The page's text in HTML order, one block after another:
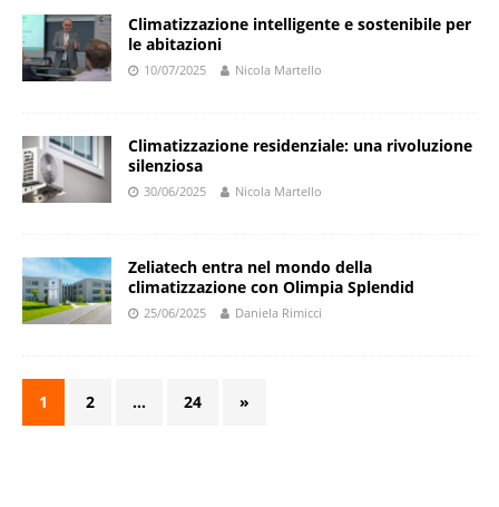
Climatizzazione intelligente e sostenibile per
le abitazioni
10/07/2025 Nicola Martello
Climatizzazione residenziale: una rivoluzione
silenziosa
30/06/2025 Nicola Martello
Zeliatech entra nel mondo della
climatizzazione con Olimpia Splendid
25/06/2025 Daniela Rimicci
1 2 … 24 »